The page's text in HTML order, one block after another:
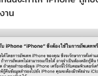
าน